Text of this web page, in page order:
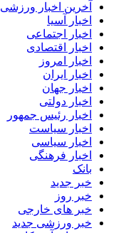
آخرین اخبار ورزشی
اخبار آسیا
اخبار اجتماعی
اخبار اقتصادی
اخبار امروز
اخبار ایران
اخبار جهان
اخبار دولتی
اخبار رئیس جمهور
اخبار سیاست
اخبار سیاسی
اخبار فرهنگی
بانک
خبر جدید
خبر روز
خبر های خارجی
خبر ورزشی جدید